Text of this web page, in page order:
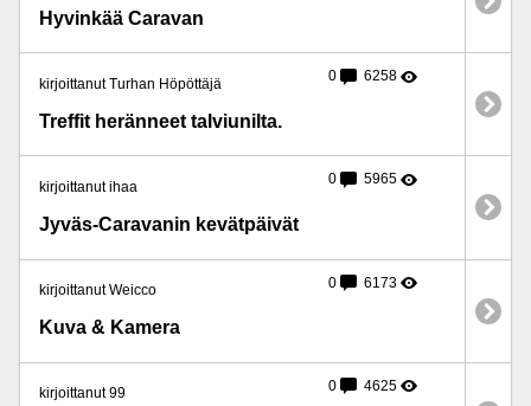
Hyvinkää Caravan
kirjoittanut Turhan Höpöttäjä 0 6258
Treffit heränneet talviunilta.
kirjoittanut ihaa 0 5965
Jyväs-Caravanin kevätpäivät
kirjoittanut Weicco 0 6173
Kuva & Kamera
kirjoittanut 99 0 4625